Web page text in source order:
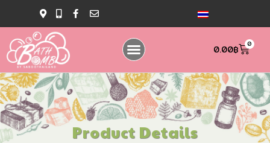
0.00฿ 0
Product Details